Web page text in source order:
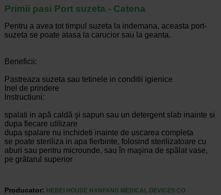
Primii pasi Port suzeta - Catena
Pentru a avea tot timpul suzeta la indemana, aceasta port-
suzeta se poate atasa la carucior sau la geanta.
Beneficii:
Pastreaza suzeta sau tetinele in conditii igienice
Inel de prindere
Instructiuni:
spalati in apă caldă şi sapun sau un detergent slab inainte si
dupa fiecare utilizare
dupa spalare nu inchideti inainte de uscarea completa
se poate steriliza in apa fierbinte, folosind sterilizatoare cu
aburi sau pentru microunde, sau în maşina de spălat vase,
pe grătarul superior
Producator:
HEBEI HOUDE HANFANG MEDICAL DEVICES CO